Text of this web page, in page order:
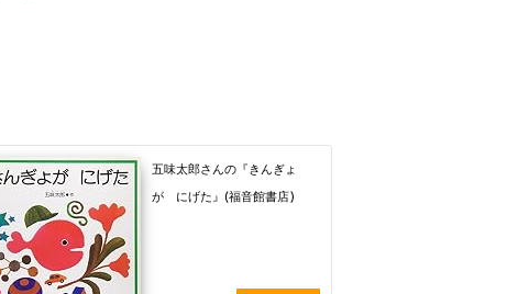
五味太郎さんの『きんぎょ
が にげた』(福音館書店)